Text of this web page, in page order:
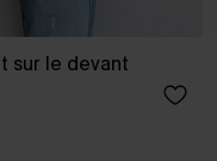
sur le devant